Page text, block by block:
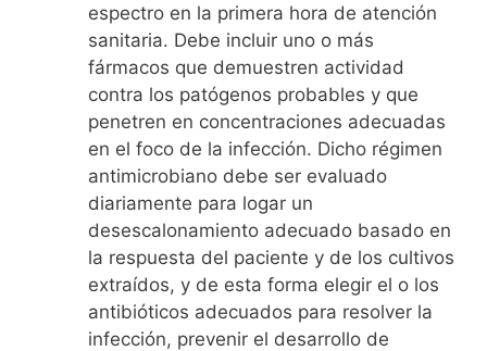
espectro en la primera hora de atención
sanitaria. Debe incluir uno o más
fármacos que demuestren actividad
contra los patógenos probables y que
penetren en concentraciones adecuadas
en el foco de la infección. Dicho régimen
antimicrobiano debe ser evaluado
diariamente para logar un
desescalonamiento adecuado basado en
la respuesta del paciente y de los cultivos
extraídos, y de esta forma elegir el o los
antibióticos adecuados para resolver la
infección, prevenir el desarrollo de